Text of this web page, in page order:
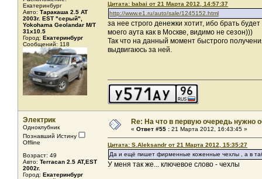
Екатеринбург
Авто: Таракаша 2.5 AT
2003г. EST "серый",
Yokohama Geolandar M/T
31x10.5
Город: Екатеринбург
Сообщений: 118
Цитата: babai от 21 Марта 2012, 14:57:37
http://www.e1.ru/auto/sale/1245152.html
за нее строго денежки хотит, ибо брать
моего аута как в Москве, видимо не сезон)))
Так что на данный момент быстрого
выдвигаюсь за ней.
Электрик
Одноклубник
Познавший Истину
Offline
Возраст: 49
Авто: Terracan 2.5 AT,EST
2002г.
Город: Екатеринбург
Re: На что в первую очередь нужно
« Ответ #55 : 21 Марта 2012, 16:43:45 »
Цитата: S.Aleksandr от 21 Марта 2012, 15:35:27
Да и ещё пишет фирменные коженные чехлы , а в
У меня так же... ключевое слово - чехлы